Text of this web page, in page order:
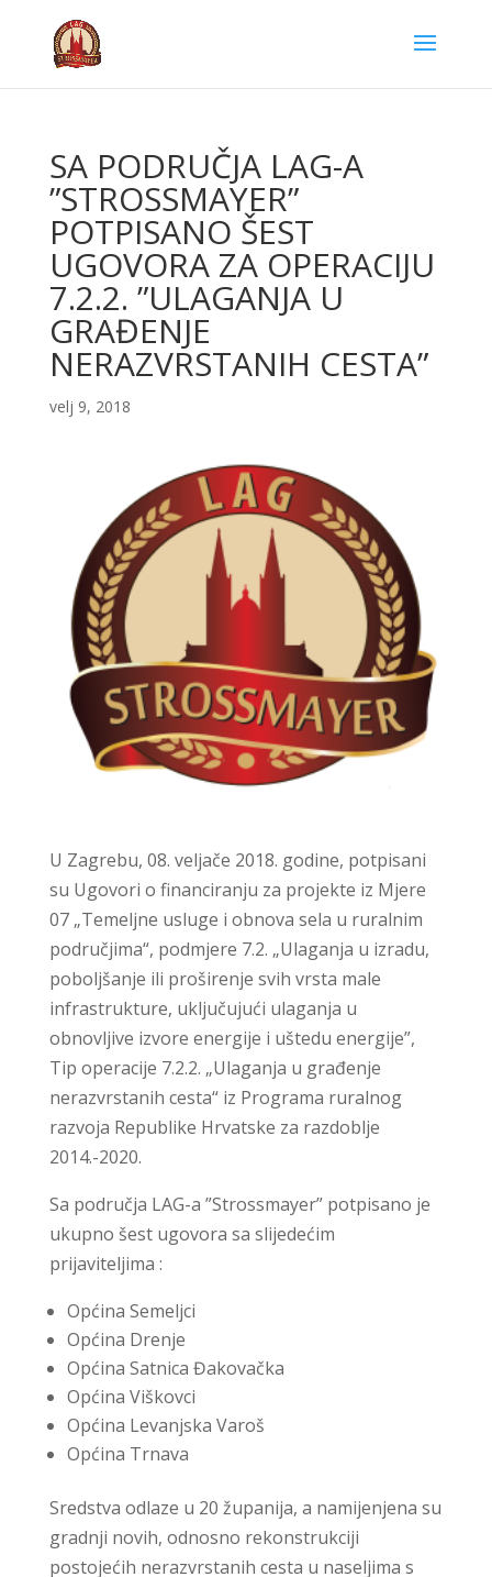
SA PODRUČJA LAG-A
”STROSSMAYER”
POTPISANO ŠEST
UGOVORA ZA OPERACIJU
7.2.2. ”ULAGANJA U
GRAĐENJE
NERAZVRSTANIH CESTA”
velj 9, 2018
U Zagrebu, 08. veljače 2018. godine, potpisani
su Ugovori o financiranju za projekte iz Mjere
07 „Temeljne usluge i obnova sela u ruralnim
područjima“, podmjere 7.2. „Ulaganja u izradu,
poboljšanje ili proširenje svih vrsta male
infrastrukture, uključujući ulaganja u
obnovljive izvore energije i uštedu energije”,
Tip operacije 7.2.2. „Ulaganja u građenje
nerazvrstanih cesta“ iz Programa ruralnog
razvoja Republike Hrvatske za razdoblje
2014.-2020.
Sa područja LAG-a ”Strossmayer” potpisano je
ukupno šest ugovora sa slijedećim
prijaviteljima :
Općina Semeljci
Općina Drenje
Općina Satnica Đakovačka
Općina Viškovci
Općina Levanjska Varoš
Općina Trnava
Sredstva odlaze u 20 županija, a namijenjena su
gradnji novih, odnosno rekonstrukciji
postojećih nerazvrstanih cesta u naseljima s